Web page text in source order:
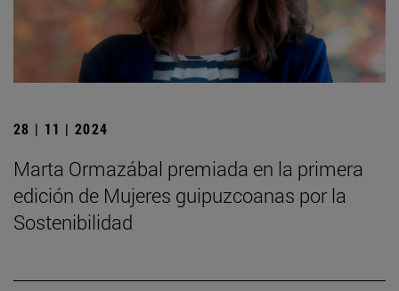
28 | 11 | 2024
Marta Ormazábal premiada en la primera
edición de Mujeres guipuzcoanas por la
Sostenibilidad